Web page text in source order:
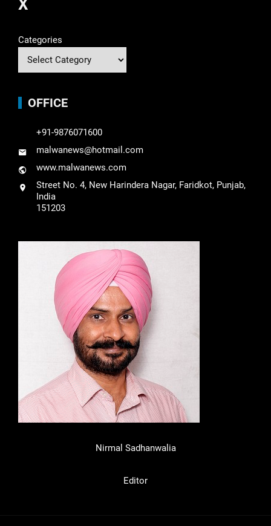
X
Categories
OFFICE
+91-9876071600
malwanews@hotmail.com
www.malwanews.com
Street No. 4, New Harindera Nagar, Faridkot, Punjab,
India
151203
Nirmal Sadhanwalia
Editor